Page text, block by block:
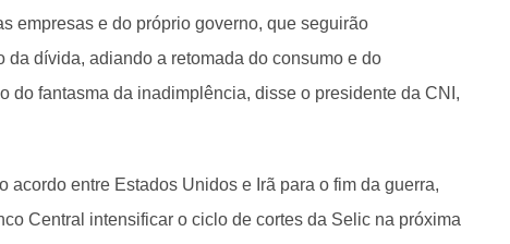
empresas e do próprio governo, que seguirão
da dívida, adiando a retomada do consumo e do
do fantasma da inadimplência, disse o presidente da CNI,
acordo entre Estados Unidos e Irã para o fim da guerra,
Central intensificar o ciclo de cortes da Selic na próxima